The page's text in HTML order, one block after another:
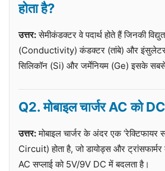
होता है?
उत्तर:सेमीकंडक्टर वे पदार्थ होते हैं जिनकी
(Conductivity) कंडक्टर (तांबे) और इंसुलेटर
सिलिकॉन (Si) और जर्मेनियम (Ge) इसके
Q2. मोबाइल चार्जर AC को
उत्तर:मोबाइल चार्जर के अंदर एक ‘रेक्टिफायर
Circuit) होता है, जो डायोड्स और
AC सप्लाई को 5V/9V DC में बदलता है।